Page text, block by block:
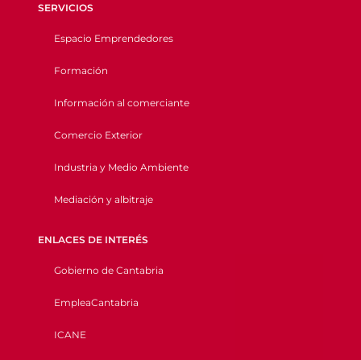
SERVICIOS
Espacio Emprendedores
Formación
Información al comerciante
Comercio Exterior
Industria y Medio Ambiente
Mediación y albitraje
ENLACES DE INTERÉS
Gobierno de Cantabria
EmpleaCantabria
ICANE